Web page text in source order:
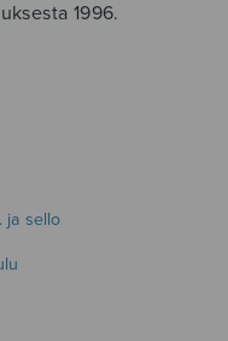
1996.
ja sello